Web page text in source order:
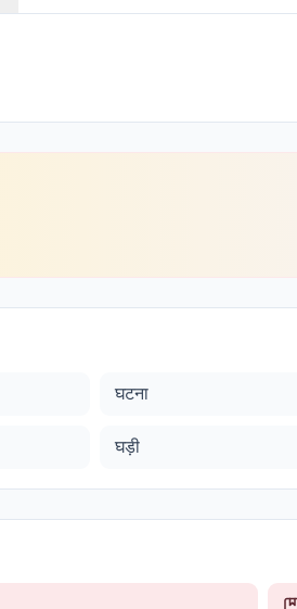
घटना
घड़ी